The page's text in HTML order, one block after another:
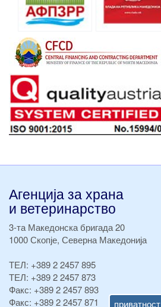
приватност
Агенција за храна
и ветеринарство
3-та Македонска бригада 20
1000 Скопје, Северна Македонија
ТЕЛ: +389 2 2457 895
ТЕЛ: +389 2 2457 873
Факс: +389 2 2457 893
Факс: +389 2 2457 871